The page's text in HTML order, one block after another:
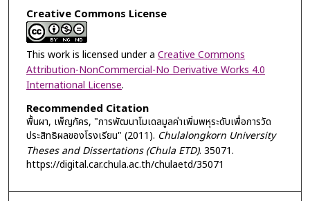
Creative Commons License
This work is licensed under a Creative Commons
Attribution-NonCommercial-No Derivative Works 4.0
International License.
Recommended Citation
พื้นผา, เพ็ญภัคร, "การพัฒนาโมเดลมูลค่าเพิ่มพหุระดับเพื่อการวัด
ประสิทธิผลของโรงเรียน" (2011). Chulalongkorn University
Theses and Dissertations (Chula ETD). 35071.
https://digital.car.chula.ac.th/chulaetd/35071